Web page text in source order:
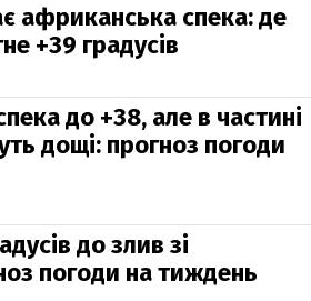
африканська спека: де
+39 градусів
до +38, але в частині
дощі: прогноз погоди
до злив зі
погоди на тиждень